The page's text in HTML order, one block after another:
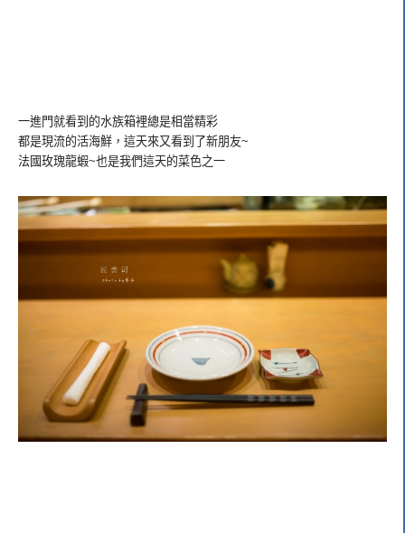
一進門就看到的水族箱裡總是相當精彩
都是現流的活海鮮，這天來又看到了新朋友~
法國玫瑰龍蝦~也是我們這天的菜色之一